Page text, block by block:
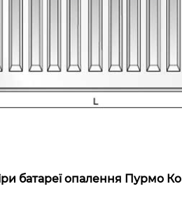
батареї опалення Пурмо